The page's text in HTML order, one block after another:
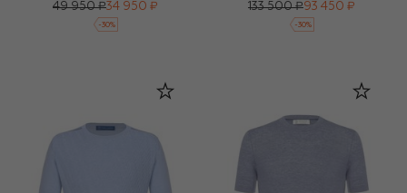
49 950 ₽34 950 ₽
-30%
133 500 ₽93 450 ₽
-30%